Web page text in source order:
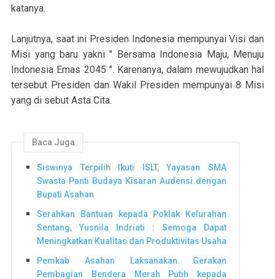
katanya.
Lanjutnya, saat ini Presiden Indonesia mempunyai Visi dan
Misi yang baru yakni " Bersama Indonesia Maju, Menuju
Indonesia Emas 2045 ". Karenanya, dalam mewujudkan hal
tersebut Presiden dan Wakil Presiden mempunyai 8 Misi
yang di sebut Asta Cita.
Baca Juga
Siswinya Terpilih Ikuti ISLT, Yayasan SMA
Swasta Panti Budaya Kisaran Audensi dengan
Bupati Asahan
Serahkan Bantuan kepada Poklak Kelurahan
Sentang, Yusnila Indriati : Semoga Dapat
Meningkatkan Kualitas dan Produktivitas Usaha
Pemkab Asahan Laksanakan Gerakan
Pembagian Bendera Merah Putih kepada